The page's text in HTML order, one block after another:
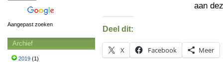
aan
Deel dit:
X Facebook Meer
Aangepast zoeken
Archief
2019 (1)